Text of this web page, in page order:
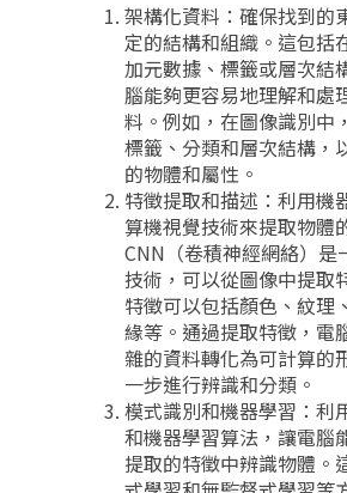
架構化資料：確保找到的
定的結構和組織。這包括
加元數據、標籤或層次結
腦能夠更容易地理解和處
料。例如，在圖像識別中
標籤、分類和層次結構，
的物體和屬性。
特徵提取和描述：利用機
算機視覺技術來提取物體
CNN（卷積神經網絡）是
技術，可以從圖像中提取
特徵可以包括顏色、紋理
緣等。通過提取特徵，電
雜的資料轉化為可計算的
一步進行辨識和分類。
模式識別和機器學習：利
和機器學習算法，讓電腦
提取的特徵中辨識物體。